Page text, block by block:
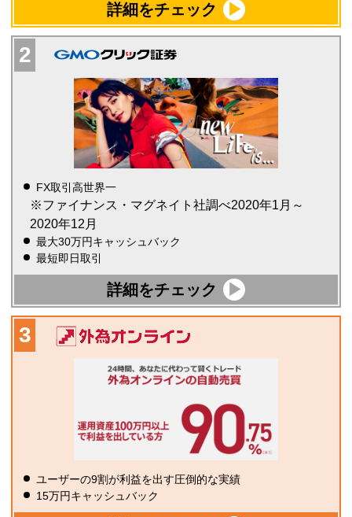
詳細をチェック
FX取引高世界一
※ファイナンス・マグネイト社調べ2020年1月～
2020年12月
最大30万円キャッシュバック
最短即日取引
詳細をチェック
ユーザーの9割が利益を出す圧倒的な実績
15万円キャッシュバック